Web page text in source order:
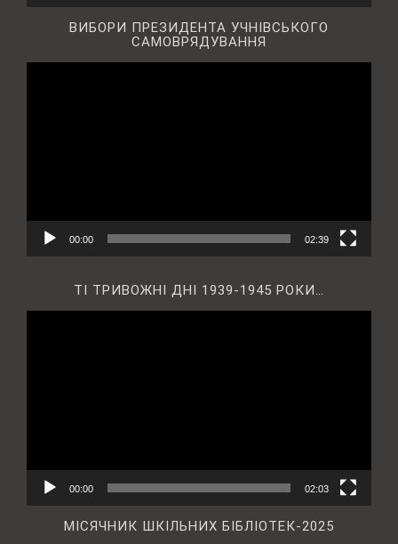
ВИБОРИ ПРЕЗИДЕНТА УЧНІВСЬКОГО
САМОВРЯДУВАННЯ
00:00 02:39
ТІ ТРИВОЖНІ ДНІ 1939-1945 РОКИ…
00:00 02:03
МІСЯЧНИК ШКІЛЬНИХ БІБЛІОТЕК-2025